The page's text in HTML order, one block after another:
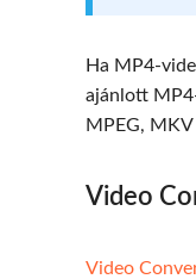
Ha MP4-
ajánlott
MPEG,
Video
Video